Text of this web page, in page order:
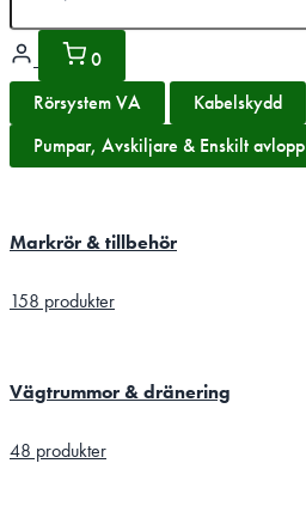
0
Rörsystem VA
Kabelskydd
Pumpar, Avskiljare & Enskilt avlopp
Markrör & tillbehör
158 produkter
Vägtrummor & dränering
48 produkter